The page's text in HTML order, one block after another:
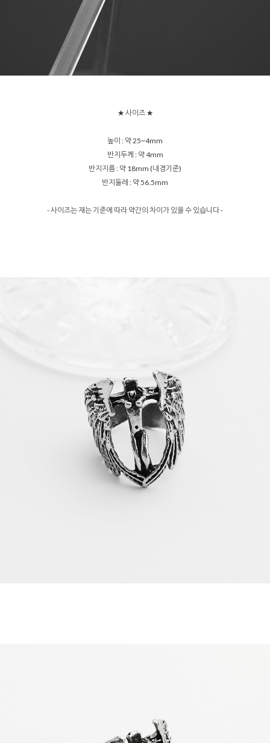
★ 사이즈 ★
높이 : 약 25~4mm
반지두께 : 약 4mm
반지지름 : 약 18mm (내경기준)
반지둘레 : 약 56.5mm
- 사이즈는 재는 기준에 따라 약간의 차이가 있을 수 있습니다 -